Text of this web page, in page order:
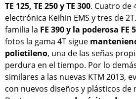
TE 125, TE 250 y TE 300. Cuatro de
electrónica Keihin EMS y tres de 2T.
familia la FE 390 y la poderosa FE
fotos la gama 4T sigue
polietileno, una de las señas
perdura en el tiempo. Por lo
similares a las nuevas KTM 2013,
con nuevos diseños y plásticos de